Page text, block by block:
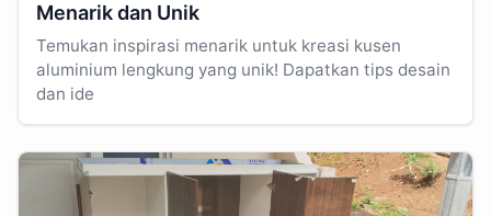
Menarik dan Unik
Temukan inspirasi menarik untuk kreasi kusen
aluminium lengkung yang unik! Dapatkan tips desain
dan ide